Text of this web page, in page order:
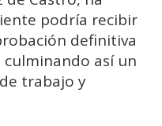
podría recibir
definitiva
culminando así un
trabajo y